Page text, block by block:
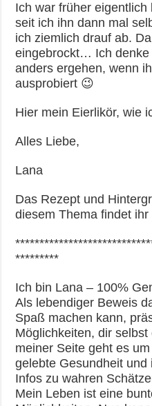
Ich war früher
seit ich ihn dann mal
ich ziemlich drauf ab.
eingebrockt… Ich denke
anders ergehen, wenn
ausprobiert 😉
Hier mein Eierlikör, wie
Alles Liebe,
Lana
Das Rezept und
diesem Thema findet
*********
Ich bin Lana – 100%
Als lebendiger Beweis
Spaß machen kann,
Möglichkeiten, dir
meiner Seite geht es
gelebte Gesundheit
Infos zu wahren
Mein Leben ist eine